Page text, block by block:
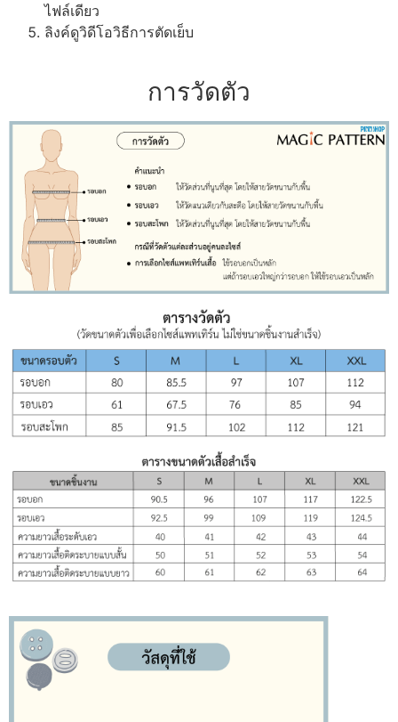
ไฟล์เดียว
ลิงค์ดูวิดีโอวิธีการตัดเย็บ
การวัดตัว